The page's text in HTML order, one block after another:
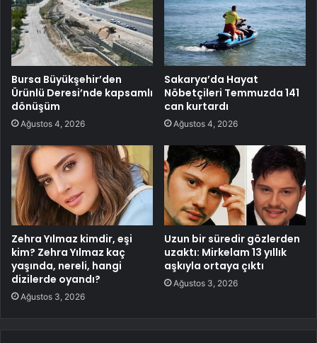
Bursa Büyükşehir’den
Ürünlü Deresi’nde kapsamlı
dönüşüm
Ağustos 4, 2026
Sakarya’da Hayat
Nöbetçileri Temmuzda 141
can kurtardı
Ağustos 4, 2026
Zehra Yılmaz kimdir, eşi
kim? Zehra Yılmaz kaç
yaşında, nereli, hangi
dizilerde oyandı?
Ağustos 3, 2026
Uzun bir süredir gözlerden
uzaktı: Mirkelam 13 yıllık
aşkıyla ortaya çıktı
Ağustos 3, 2026